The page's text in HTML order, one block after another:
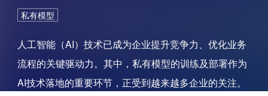
私有模型
人工智能（AI）技术已成为企业提升竞争力、优化业务
流程的关键驱动力。其中，私有模型的训练及部署作为
AI技术落地的重要环节，正受到越来越多企业的关注。